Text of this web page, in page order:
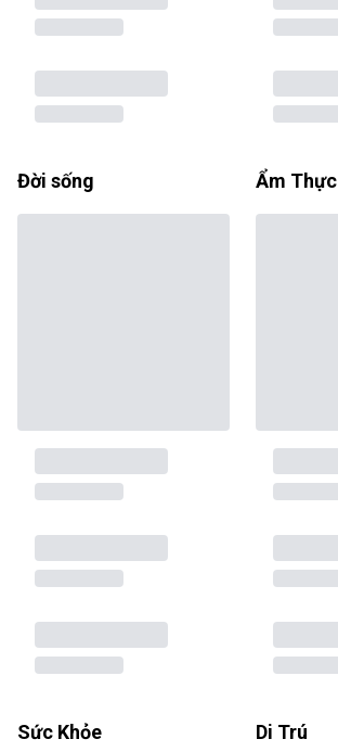
Đời sống Ẩm Thực
Sức Khỏe Di Trú